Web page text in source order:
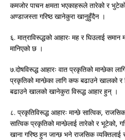
कमजोर पाचन क्षमता भएकाहरूले तारेको र
अण्डाजस्ता गरिष्ठ खानेकुरा खानुहुँदैन ।
६. मात्राविरूद्धको आहारः मह र घिउलाई समान
मानिएको छ ।
७.दोषविरूद्ध आहारः वात प्रकृतिको मान्छेका
प्रकृतिको मान्छेका लागि कफ बढाउने खालको र
बढाउने खालको खानेकुरा विरूद्ध आहार हुन् ।
८. प्रकृतिविरूद्ध आहारः मान्छे सात्विक,
सात्विक प्रकृतिको मान्छेलाई तारेको र भूटेको,
खाना गरिष्ठ हुन जान्छ भने राजसिक व्यक्तिलाई